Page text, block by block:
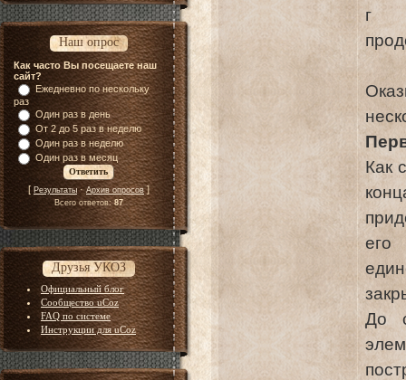
Наш опрос
Как часто Вы посещаете наш
сайт?
Ежедневно по нескольку
раз
Один раз в день
От 2 до 5 раз в неделю
Один раз в неделю
Один раз в месяц
[ Результаты·Архив опросов]
Всего ответов:87
Друзья УКОЗ
Официальный блог
Сообщество uCoz
FAQ по системе
Инструкции для uCoz
г
Как
До